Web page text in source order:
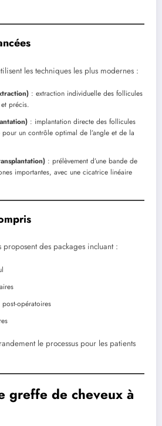
les techniques les plus modernes :
: extraction individuelle des follicules
précis.
: implantation directe des follicules
un contrôle optimal de l’angle et de la
: prélèvement d’une bande de
importantes, avec une cicatrice linéaire
des packages incluant :
opératoires
le processus pour les patients
greffe de cheveux à